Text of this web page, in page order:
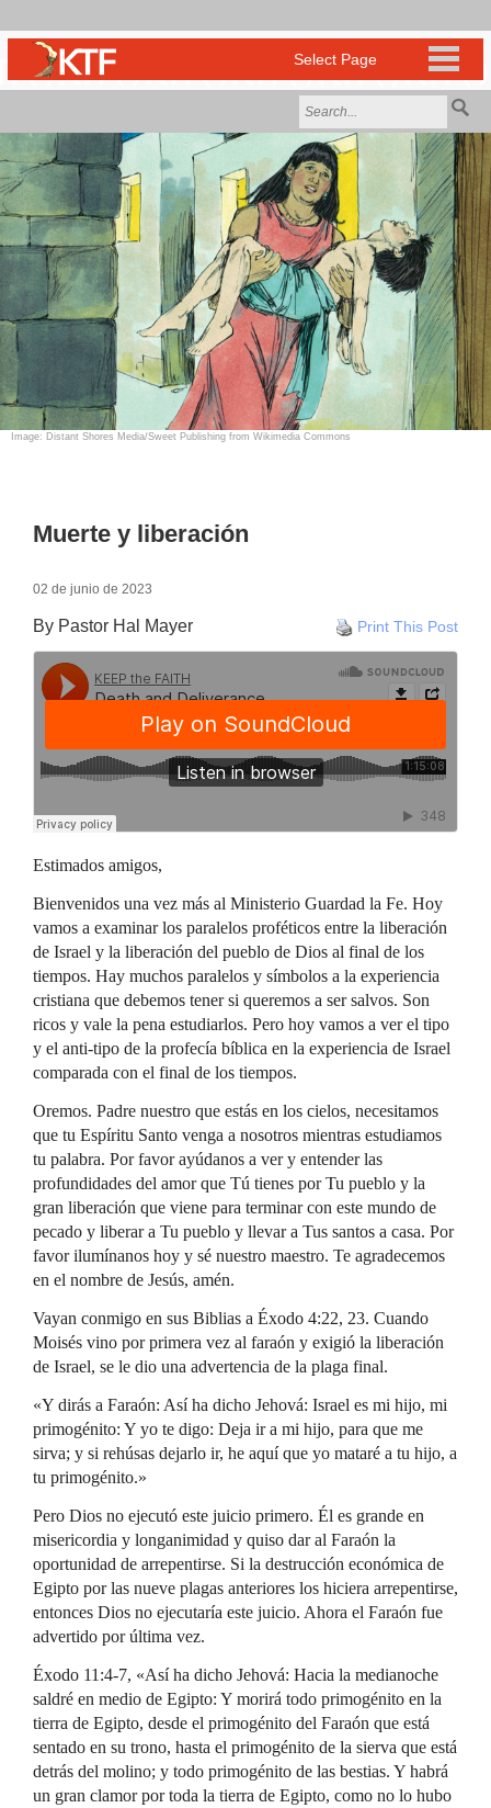
Image: Distant Shores Media/Sweet Publishing from Wikimedia Commons
Muerte y liberación
02 de junio de 2023
Print This Post
By Pastor Hal Mayer
Estimados amigos,
Bienvenidos una vez más al Ministerio Guardad la Fe. Hoy
vamos a examinar los paralelos proféticos entre la liberación
de Israel y la liberación del pueblo de Dios al final de los
tiempos. Hay muchos paralelos y símbolos a la experiencia
cristiana que debemos tener si queremos a ser salvos. Son
ricos y vale la pena estudiarlos. Pero hoy vamos a ver el tipo
y el anti-tipo de la profecía bíblica en la experiencia de Israel
comparada con el final de los tiempos.
Oremos. Padre nuestro que estás en los cielos, necesitamos
que tu Espíritu Santo venga a nosotros mientras estudiamos
tu palabra. Por favor ayúdanos a ver y entender las
profundidades del amor que Tú tienes por Tu pueblo y la
gran liberación que viene para terminar con este mundo de
pecado y liberar a Tu pueblo y llevar a Tus santos a casa. Por
favor ilumínanos hoy y sé nuestro maestro. Te agradecemos
en el nombre de Jesús, amén.
Vayan conmigo en sus Biblias a Éxodo 4:22, 23. Cuando
Moisés vino por primera vez al faraón y exigió la liberación
de Israel, se le dio una advertencia de la plaga final.
«Y dirás a Faraón: Así ha dicho Jehová: Israel es mi hijo, mi
primogénito: Y yo te digo: Deja ir a mi hijo, para que me
sirva; y si rehúsas dejarlo ir, he aquí que yo mataré a tu hijo, a
tu primogénito.»
Pero Dios no ejecutó este juicio primero. Él es grande en
misericordia y longanimidad y quiso dar al Faraón la
oportunidad de arrepentirse. Si la destrucción económica de
Egipto por las nueve plagas anteriores los hiciera arrepentirse,
entonces Dios no ejecutaría este juicio. Ahora el Faraón fue
advertido por última vez.
Éxodo 11:4-7, «Así ha dicho Jehová: Hacia la medianoche
saldré en medio de Egipto: Y morirá todo primogénito en la
tierra de Egipto, desde el primogénito del Faraón que está
sentado en su trono, hasta el primogénito de la sierva que está
detrás del molino; y todo primogénito de las bestias. Y habrá
un gran clamor por toda la tierra de Egipto, como no lo hubo